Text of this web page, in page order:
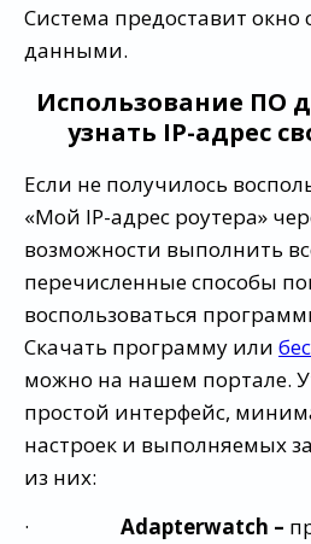
Система предоставит
данными.
Использование ПО
узнать IP-адрес
Если не получилось
«Мой IP-адрес роутера»
возможности выполнить
перечисленные способы
воспользоваться
Скачать программу или
можно на нашем портале.
простой интерфейс,
настроек и выполняемых
из них:
· Adapterwatch –